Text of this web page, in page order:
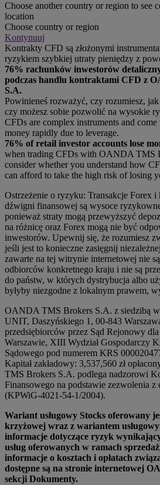
Choose another country or region to see
location
Choose country or region
Kontynuuj
Kontrakty CFD są złożonymi
ryzykiem szybkiej utraty pieniędzy z
76% rachunków inwestorów
podczas handlu kontraktami CFD z
S.A.
Powinieneś rozważyć, czy rozumiesz,
czy możesz sobie pozwolić na wysokie
CFDs are complex instruments and
money rapidly due to leverage.
76% of retail investor accounts lose
when trading CFDs with OANDA TMS
consider whether you understand how
can afford to take the high risk of losing
Ostrzeżenie o ryzyku: Transakcje Forex i
dźwigni finansowej są wysoce
ponieważ straty mogą przewyższyć
na różnicę oraz Forex mogą nie być
inwestorów. Upewnij się, że rozumiesz
jeśli jest to konieczne zasięgnij
zawarte na tej witrynie internetowej nie
odbiorców konkretnego kraju i nie są
do państw, w których dystrybucja albo
byłyby niezgodne z lokalnym prawem,
OANDA TMS Brokers S.A. z siedzibą
UNIT, Daszyńskiego 1, 00-843
przedsiębiorców przez Sąd Rejonowy
Warszawie, XIII Wydział Gospodarczy
Sądowego pod numerem KRS
Kapitał zakładowy: 3,537,560 zł
TMS Brokers S.A. podlega nadzorowi
Finansowego na podstawie zezwolenia
(KPWiG-4021-54-1/2004).
Wariant usługowy Stocks oferowany
krzyżowej wraz z wariantem
informacje dotyczące ryzyk
usług oferowanych w ramach
informacje o kosztach i opłatach
dostępne są na stronie internetowej
sekcji Dokumenty.